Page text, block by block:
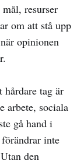
resurser
om att stå upp
opinionen
tag är
arbete, sociala
gå hand i
inte
den